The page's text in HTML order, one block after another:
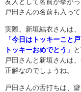
戸田さんの名前も入って
実際、新垣結衣さんは
「今日はトッキーこと
トッキーおめでとう 」
戸田さんと新垣さんは
正解なのでしょうね。
戸田さんの舌打ちは、